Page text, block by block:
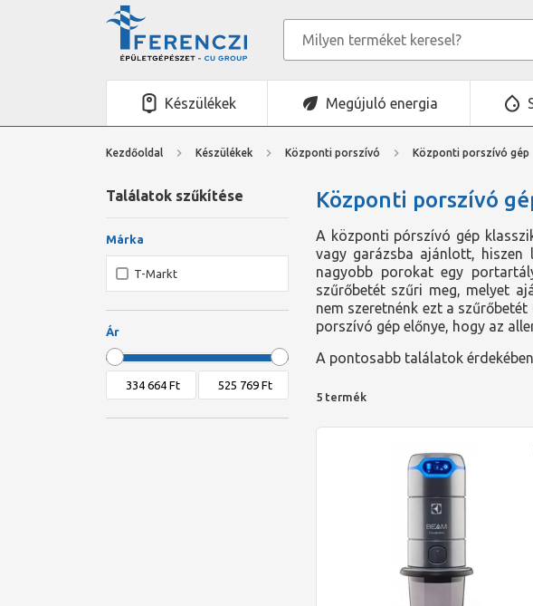
Készülékek Megújuló energia
Kezdőoldal Készülékek Központi porszívó Központi porszívó gép
Központi porszívó
A központi pórszívó gép
vagy garázsba ajánlott, hiszen
nagyobb porokat egy
szűrőbetét szűri meg, melyet
nem szeretnénk ezt a
porszívó gép előnye, hogy az
A pontosabb találatok
5 termék
Találatok szűkítése
Márka
T-Markt
Ár